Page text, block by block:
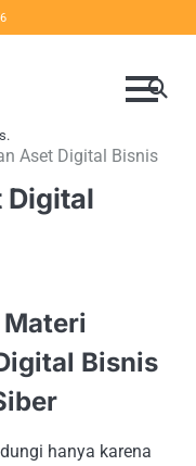
Aset Digital Bisnis
Digital
Bisnis
hanya karena